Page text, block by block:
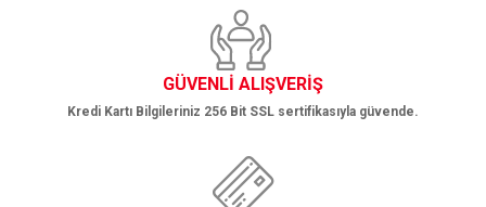
Gönder
GÜVENLİ ALIŞVERİŞ
Kredi Kartı Bilgileriniz 256 Bit SSL sertifikasıyla güvende.